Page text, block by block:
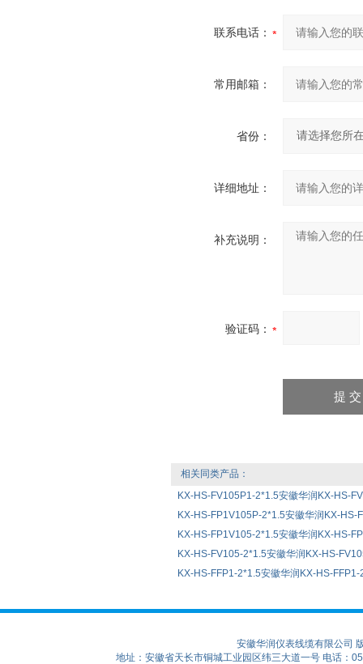
联系电话：
常用邮箱：
省份：
详细地址：
补充说明：
验证码：
相关同类产品：
KX-HS-FV105P1-2*1.5安徽华润KX-HS-
KX-HS-FP1V105P-2*1.5安徽华润KX-
KX-HS-FP1V105-2*1.5安徽华润KX-HS-
KX-HS-FV105-2*1.5安徽华润KX-HS-
KX-HS-FFP1-2*1.5安徽华润KX-HS-
安徽华润仪表线缆有限公司
地址：安徽省天长市铜城工业园区纬三大道一号 电话：